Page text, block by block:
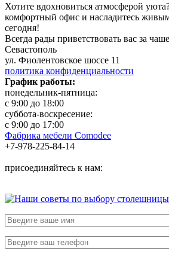
Хотите вдохновиться атмосферой
комфортный офис и насладитесь
сегодня!
Всегда рады приветствовать вас за
Севастополь
ул. Фиолентовское шоссе 11
политика конфиденциальности
График работы:
понедельник-пятница:
с 9:00 до 18:00
суббота-воскресение:
с 9:00 до 17:00
Фабрика мебели Comodee
+7-978-225-84-14
присоединяйтесь к нам: